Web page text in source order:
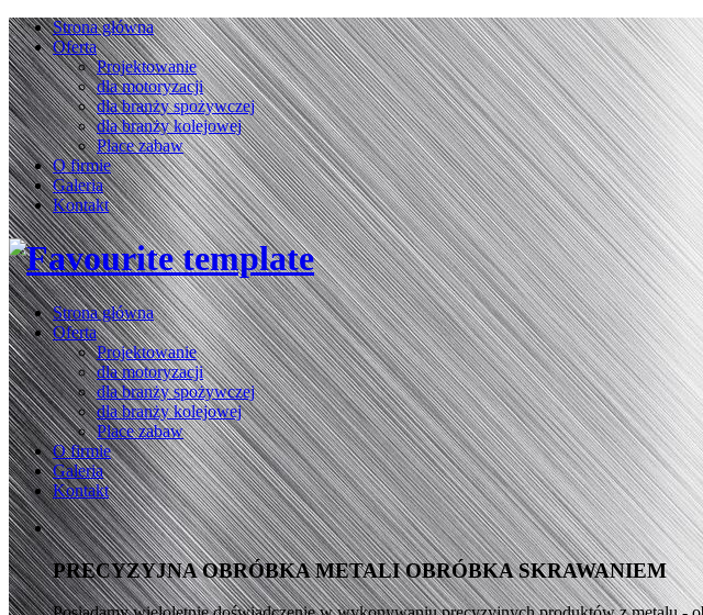
Strona główna
Oferta
Projektowanie
dla motoryzacji
dla branży spożywczej
dla branży kolejowej
Place zabaw
O firmie
Galeria
Kontakt
Strona główna
Oferta
Projektowanie
dla motoryzacji
dla branży spożywczej
dla branży kolejowej
Place zabaw
O firmie
Galeria
Kontakt
PRECYZYJNA OBRÓBKA METALI OBRÓBKA SKRAWANIEM